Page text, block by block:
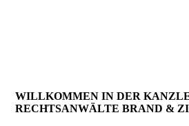
WILLKOMMEN IN DER
RECHTSANWÄLTE BRAND &